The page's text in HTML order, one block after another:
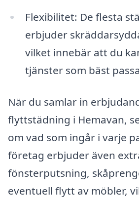
Flexibilitet: De flesta
erbjuder
vilket innebär att du
tjänster som bäst
När du samlar in
flyttstädning i Hemavan,
om vad som ingår i varje
företag erbjuder även
fönsterputsning,
eventuell flytt av möbler,